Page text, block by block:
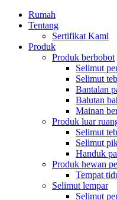
Rumah
Tentang
Sertifikat Kami
Produk
Produk berbobot
Selimut
Selimut
Bantalan
Balutan
Mainan
Produk luar
Selimut
Selimut
Handuk
Produk hewan
Tempat
Selimut lempar
Selimut